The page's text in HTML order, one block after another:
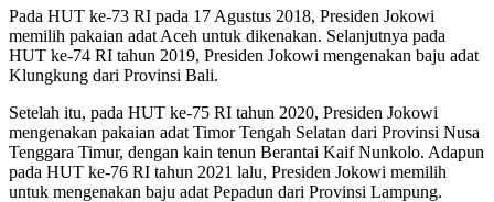
Pada HUT ke-73 RI pada 17 Agustus 2018, Presiden Jokowi
memilih pakaian adat Aceh untuk dikenakan. Selanjutnya pada
HUT ke-74 RI tahun 2019, Presiden Jokowi mengenakan baju adat
Klungkung dari Provinsi Bali.
Setelah itu, pada HUT ke-75 RI tahun 2020, Presiden Jokowi
mengenakan pakaian adat Timor Tengah Selatan dari Provinsi Nusa
Tenggara Timur, dengan kain tenun Berantai Kaif Nunkolo. Adapun
pada HUT ke-76 RI tahun 2021 lalu, Presiden Jokowi memilih
untuk mengenakan baju adat Pepadun dari Provinsi Lampung.